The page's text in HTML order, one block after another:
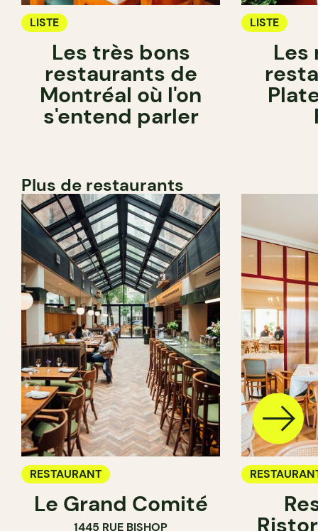
LISTE
Les très bons
restaurants de
Montréal où l'on
s'entend parler
LISTE
Les
Plus de restaurants
RESTAURANT
Le Grand Comité
1445 RUE BISHOP